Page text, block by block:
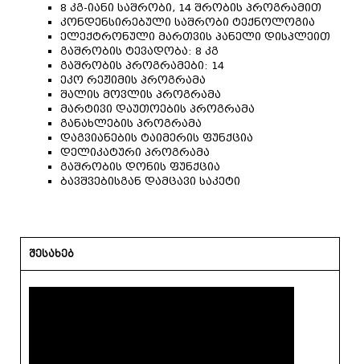
8 კგ-იანი საშრობი, 14 შრობის პროგრამით
კონდენსირებული საშრობი ტექნოლოგია
ელექტრონული მართვის პანელი დისპლეით
გაშრობის ტევადობა: 8 კგ
გაშრობის პროგრამები: 14
ეკო რეჟიმის პროგრამა
შალის მოვლის პროგრამა
მარტივი დაუთოების პროგრამა
განახლების პროგრამა
დაგვიანების ტაიმერის ფუნქცია
დელიკატური პროგრამა
გაშრობის დონის ფუნქცია
ბავშვებისგან დამცავი საკეტი
შესახებ